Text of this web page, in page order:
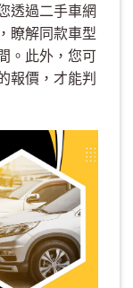
透過二手車網
瞭解同款車型
。此外，您可
報價，才能判